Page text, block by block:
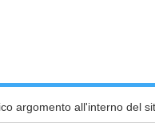
argomento all'interno del